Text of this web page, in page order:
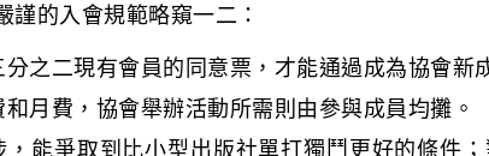
的入會規範略窺一二：
之二現有會員的同意票，才能通過成為協會新
月費，協會舉辦活動所需則由參與成員均攤。
能爭取到比小型出版社單打獨鬥更好的條件